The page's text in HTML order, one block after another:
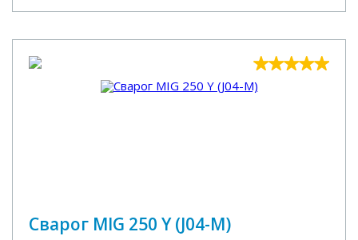
Сварог MIG 250 Y (J04-M)